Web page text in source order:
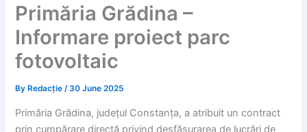
Primăria Grădina –
Informare proiect parc
fotovoltaic
By Redacție/30 June 2025
Primăria Grădina, județul Constanța, a atribuit un contract
prin cumpărare directă privind desfășurarea de lucrări de